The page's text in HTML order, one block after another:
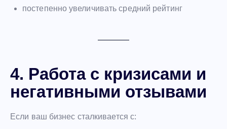
постепенно увеличивать средний рейтинг
4. Работа с кризисами и
негативными отзывами
Если ваш бизнес сталкивается с: